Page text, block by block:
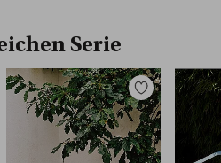
Serie
Zu
Favoriten
hinzufügen